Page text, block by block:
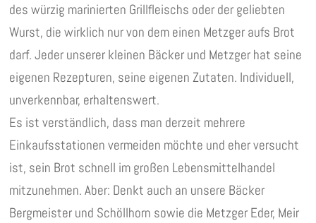
des würzig marinierten Grillfleischs oder der geliebten
Wurst, die wirklich nur von dem einen Metzger aufs Brot
darf. Jeder unserer kleinen Bäcker und Metzger hat seine
eigenen Rezepturen, seine eigenen Zutaten. Individuell,
unverkennbar, erhaltenswert.
Es ist verständlich, dass man derzeit mehrere
Einkaufsstationen vermeiden möchte und eher versucht
ist, sein Brot schnell im großen Lebensmittelhandel
mitzunehmen. Aber: Denkt auch an unsere Bäcker
Bergmeister und Schöllhorn sowie die Metzger Eder, Meir